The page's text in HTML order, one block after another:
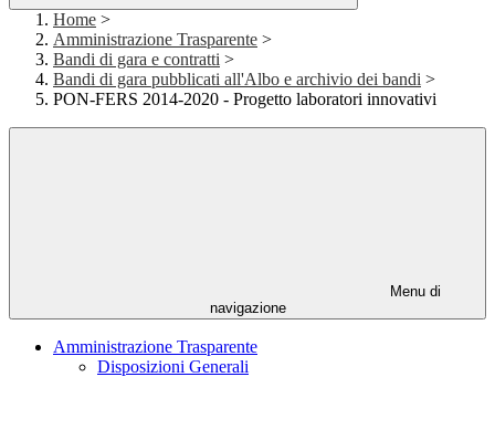
Home >
Amministrazione Trasparente >
Bandi di gara e contratti >
Bandi di gara pubblicati all'Albo e archivio dei bandi >
PON-FERS 2014-2020 - Progetto laboratori innovativi
Menu di
navigazione
Amministrazione Trasparente
Disposizioni Generali